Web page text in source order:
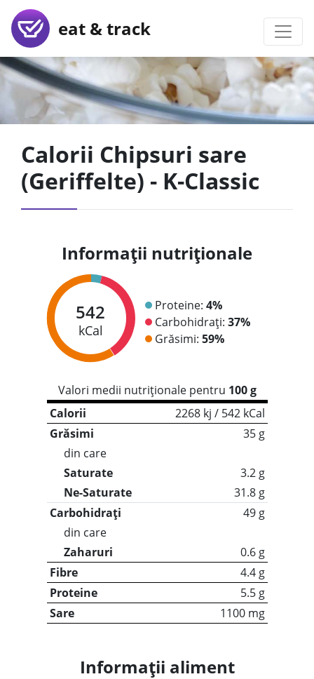
eat & track
Calorii Chipsuri sare
(Geriffelte) - K-Classic
Informații nutriționale
542
kCal
Proteine: 4%
Carbohidrați: 37%
Grăsimi: 59%
Valori medii nutriționale pentru 100 g
Calorii
2268 kj / 542 kCal
Grăsimi
35 g
din care
Saturate
3.2 g
Ne-Saturate
31.8 g
Carbohidrați
49 g
din care
Zaharuri
0.6 g
Fibre
4.4 g
Proteine
5.5 g
Sare
1100 mg
Informații aliment